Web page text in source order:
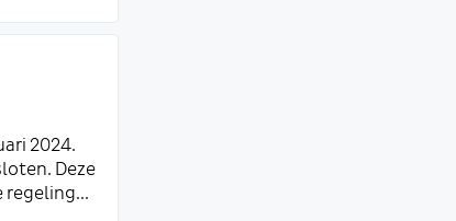
2024.
Deze
regeling...